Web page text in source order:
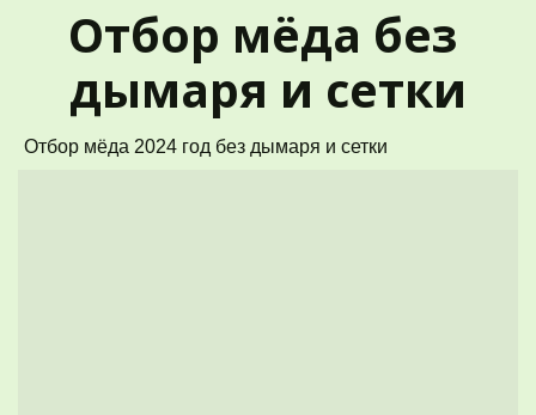
Отбор мёда без
дымаря и сетки
Отбор мёда 2024 год без дымаря и сетки